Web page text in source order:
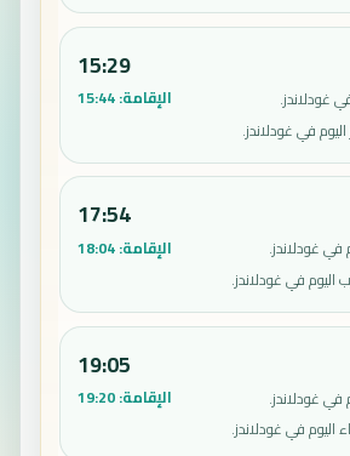
غودلاندز.
في غودلاندز.
15:29
الإقامة:15:44
غودلاندز.
في غودلاندز.
17:54
الإقامة:18:04
غودلاندز.
في غودلاندز.
19:05
الإقامة:19:20